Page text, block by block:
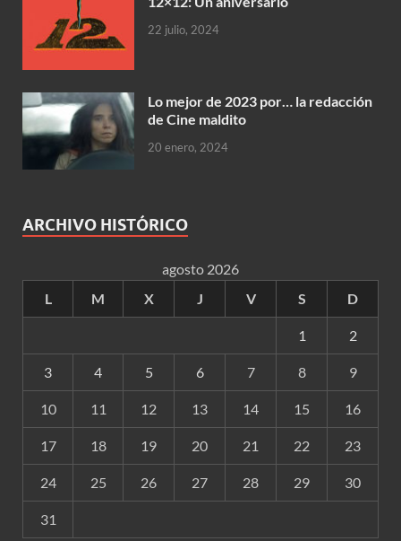
22 julio, 2024
Lo mejor de 2023 por… la redacción
de Cine maldito
20 enero, 2024
ARCHIVO HISTÓRICO
agosto 2026
L
M X J V S D
1 2
3 4 5 6 7 8 9
10 11 12 13 14 15 16
17 18 19 20 21 22 23
24 25 26 27 28 29 30
31